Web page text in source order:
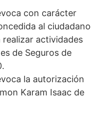
con carácter
al ciudadano
actividades
de Seguros de
la autorización
Karam Isaac de